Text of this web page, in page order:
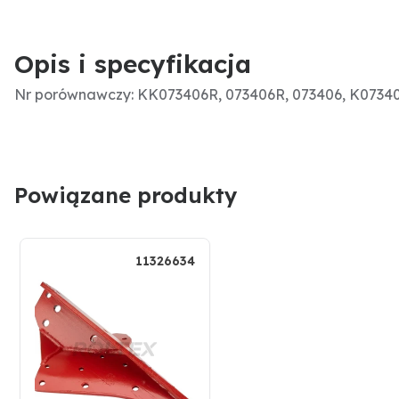
Opis i specyfikacja
Nr porównawczy: KK073406R, 073406R, 073406,
Powiązane produkty
11326634